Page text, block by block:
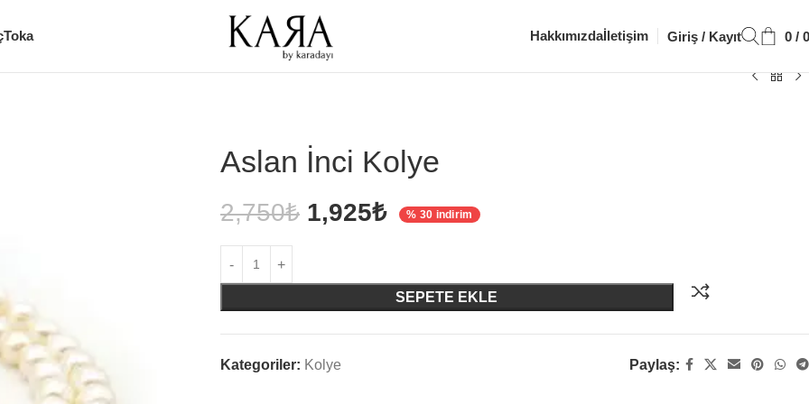
Toka Hakkımızdaİletişim Giriş / Kayıt 0 / 0
Aslan İnci Kolye
2,750₺ 1,925₺ % 30 indirim
SEPETE EKLE
Kategoriler: Kolye Paylaş: